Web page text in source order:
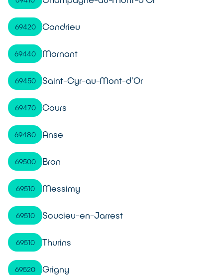
69420 Condrieu
69440 Mornant
69450 Saint-Cyr-au-Mont-d'Or
69470 Cours
69480 Anse
69500 Bron
69510 Messimy
69510 Soucieu-en-Jarrest
69510 Thurins
69520 Grigny